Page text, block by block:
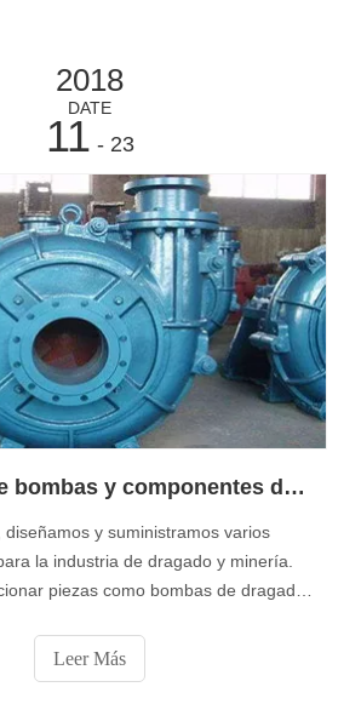
2018
DATE
11 - 23
Fabricante de bombas y componentes de dragado
diseñamos y suministramos varios
la industria de dragado y minería.
piezas como bombas de dragado,
almacén. Los componentes y piezas de
utilizar para el mantenimiento o la
Leer Más